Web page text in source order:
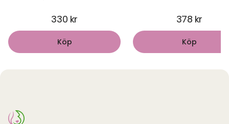
330 kr
Köp
378 kr
Köp